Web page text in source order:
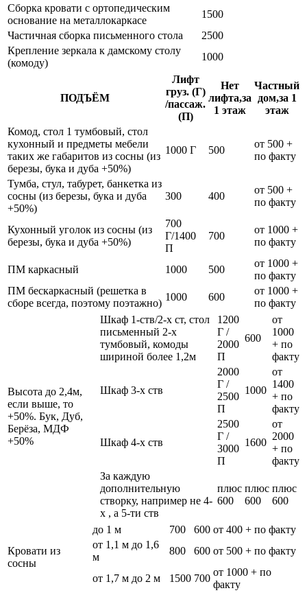
Сборка кровати с ортопедическим
основание на металлокаркасе
1500
Частичная сборка письменного стола
2500
Крепление зеркала к дамскому столу
(комоду)
1000
ПОДЪЁМ
Лифт
груз. (Г)
/пассаж.
(П)
Нет
лифта,за
1 этаж
Частный
дом,за 1
этаж
Комод, стол 1 тумбовый, стол
кухонный и предметы мебели
таких же габаритов из сосны (из
березы, бука и дуба +50%)
1000 Г 500
от 500 +
по факту
Тумба, стул, табурет, банкетка из
сосны (из березы, бука и дуба
+50%)
300 400
от 500 +
по факту
Кухонный уголок из сосны (из
березы, бука и дуба +50%)
700
Г/1400
П
700
от 1000 +
по факту
ПМ каркасный 1000 500
от 1000 +
по факту
ПМ бескаркасный (решетка в
сборе всегда, поэтому поэтажно)
1000 600
от 1000 +
по факту
Высота до 2,4м,
если выше, то
+50%. Бук, Дуб,
Берёза, МДФ
+50%
Шкаф 1-ств/2-х ст, стол
письменный 2-х
тумбовый, комоды
шириной более 1,2м
1200
Г /
2000
П
600
от
1000
+ по
факту
Шкаф 3-х ств
2000
Г /
2500
П
1000
от
1400
+ по
факту
Шкаф 4-х ств
2500
Г /
3000
П
1600
от
2000
+ по
факту
За каждую
дополнительную
створку, например не 4-
х , а 5-ти ств
плюс
600
плюс
600
плюс
600
Кровати из
сосны
до 1 м 700 600 от 400 + по факту
от 1,1 м до 1,6
м
800 600 от 500 + по факту
от 1,7 м до 2 м 1500 700
от 1000 + по
факту